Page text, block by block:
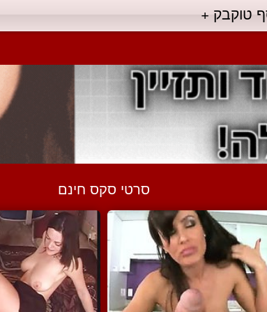
טוקבק +
סרטי סקס חינם